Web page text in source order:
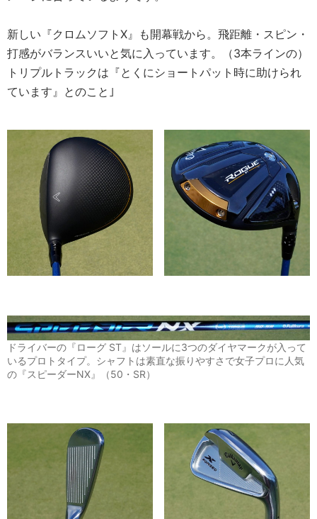
新しい『クロムソフトX』も開幕戦から。飛距離・スピン・
打感がバランスいいと気に入っています。（3本ラインの）
トリプルトラックは『とくにショートパット時に助けられ
ています』とのこと｣
ドライバーの『ローグ ST』はソールに3つのダイヤマークが入って
いるプロトタイプ。シャフトは素直な振りやすさで女子プロに人気
の『スピーダーNX』（50・SR）